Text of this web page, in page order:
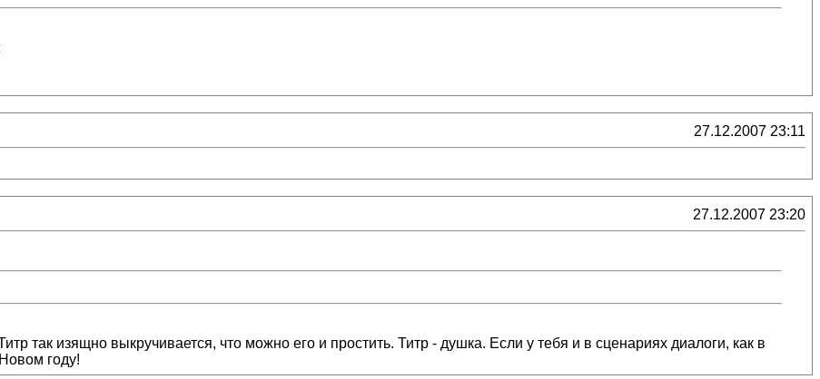
27.12.2007 23:11
27.12.2007 23:20
так изящно выкручивается, что можно его и простить. Титр - душка. Если у тебя и в сценариях диалоги, как в
году!